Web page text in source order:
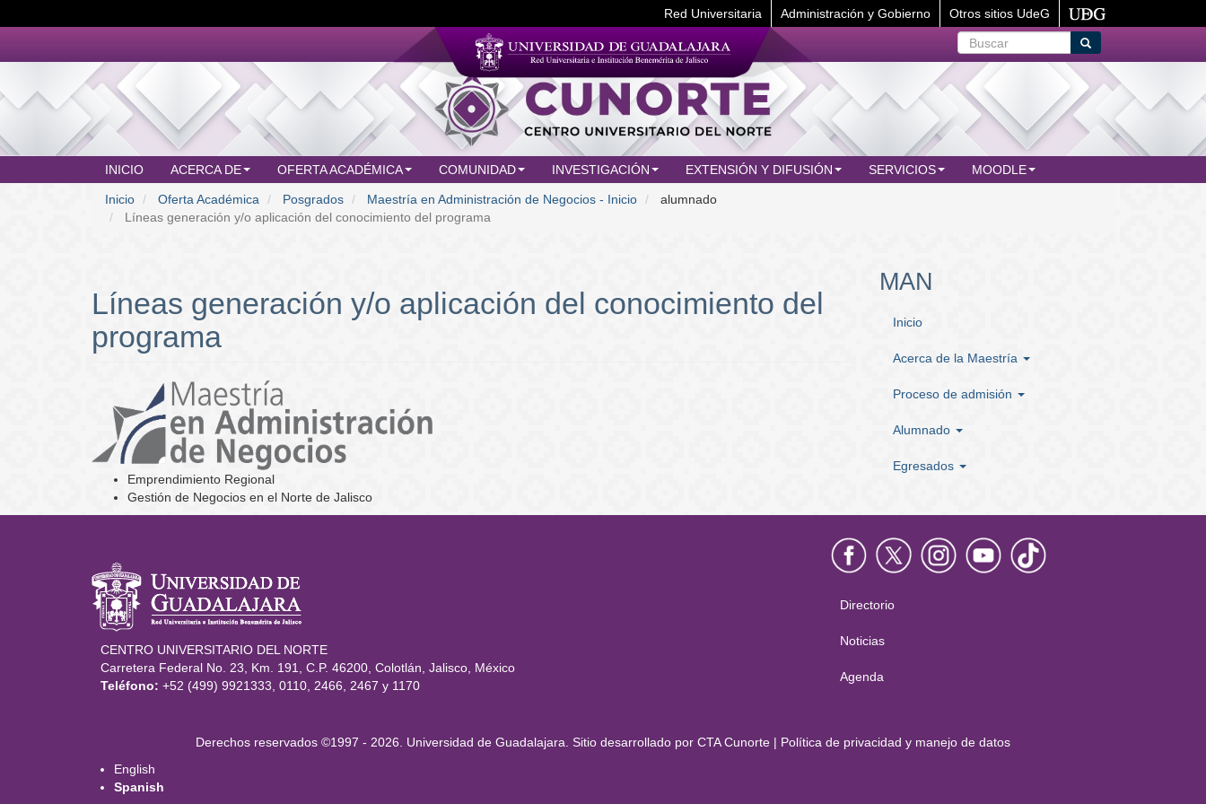
al
principal
Red Universitaria Administración y Gobierno
Otros sitios UdeG
Buscar
Buscar
MAIN
MENU
INICIO ACERCA DE OFERTA ACADÉMICA COMUNIDAD INVESTIGACIÓN EXTENSIÓN Y DIFUSIÓN SERVICIOS MOODLE
Inicio Oferta Académica Posgrados Maestría en Administración de Negocios - Inicio
alumnado
Líneas generación y/o aplicación del conocimiento del programa
Líneas generación y/o aplicación del conocimiento del
programa
Emprendimiento Regional
Gestión de Negocios en el Norte de Jalisco
MAN
Inicio
Acerca de la Maestría
Proceso de admisión
Alumnado
Egresados
Información del portal
CENTRO UNIVERSITARIO DEL NORTE
Carretera Federal No. 23, Km. 191, C.P. 46200, Colotlán, Jalisco, México
Teléfono: +52 (499) 9921333, 0110, 2466, 2467 y 1170
Menú
principal
Directorio
Noticias
Agenda
DerechosDerechos reservados ©1997 - 2026. Universidad de Guadalajara. Sitio desarrollado por CTA Cunorte | Política de privacidad y manejo de datos
English
Spanish